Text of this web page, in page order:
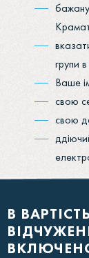
групи
Ваше
свою
свою
В